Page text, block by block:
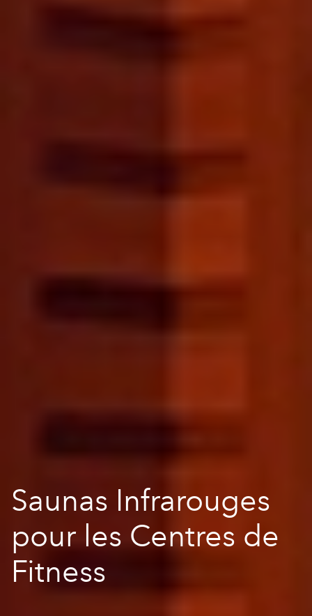
Saunas Infrarouges
pour les Centres de
Fitness